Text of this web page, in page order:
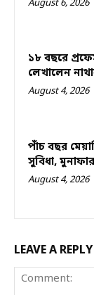
August 6, 2026
১৮ বছরে
লেখালেন
August 4, 2026
পাঁচ বছর
সুবিধা,
August 4, 2026
LEAVE A REPLY